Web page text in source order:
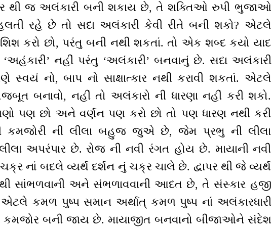
થી જ અલંકારી બની શકાય છે, તે શક્તિઓ રુપી ભુજાઓ
રહે છે તો સદા અલંકારી કેવી રીતે બની શકો? એટલે
કરો છો, પરંતુ બની નથી શકતાં. તો એક શબ્દ કયો યાદ
‘અહંકારી’ નહીં પરંતુ ‘અલંકારી’ બનવાનું છે. સદા અલંકારી
સ્વયં નો, બાપ નો સાક્ષાત્કાર નથી કરાવી શકતાં. એટલે
બનાવો, નહીં તો અલંકારો ની ધારણા નહીં કરી શકો.
પણ છો અને વર્ણન પણ કરો છો તો પણ ધારણ નથી કરી
કમજોરી ની લીલા બહુજ જુએ છે, જેમ પ્રભુ ની લીલા
અપરંપાર છે. રોજ ની નવી રંગત હોય છે. માયાની નવી
નાં બદલે વ્યર્થ દર્શન નું ચક્ર ચાલે છે. દ્વાપર થી જે વ્યર્થ
સાંભળવાની અને સંભળાવવાની આદત છે, તે સંસ્કાર હજી
કમળ પુષ્પ સમાન અર્થાત્ કમળ પુષ્પ નાં અલંકારધારી
બની જાય છે. માયાજીત બનવાનો બીજાઓને સંદેશ